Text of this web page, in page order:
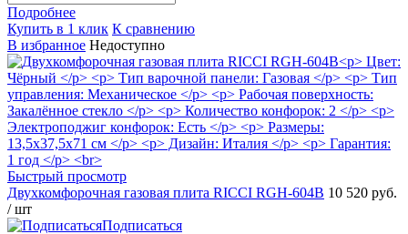
Подробнее
Купить в 1 клик К сравнению
В избранное Недоступно
Быстрый просмотр
Двухкомфорочная газовая плита RICCI RGH-604B 10 520 руб.
/ шт
Подписаться